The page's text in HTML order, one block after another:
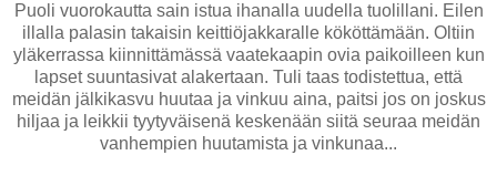
Puoli vuorokautta sain istua ihanalla uudella tuolillani. Eilen
illalla palasin takaisin keittiöjakkaralle kököttämään. Oltiin
yläkerrassa kiinnittämässä vaatekaapin ovia paikoilleen kun
lapset suuntasivat alakertaan. Tuli taas todistettua, että
meidän jälkikasvu huutaa ja vinkuu aina, paitsi jos on joskus
hiljaa ja leikkii tyytyväisenä keskenään siitä seuraa meidän
vanhempien huutamista ja vinkunaa...